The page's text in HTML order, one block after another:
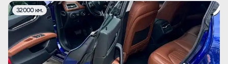
32000 км.